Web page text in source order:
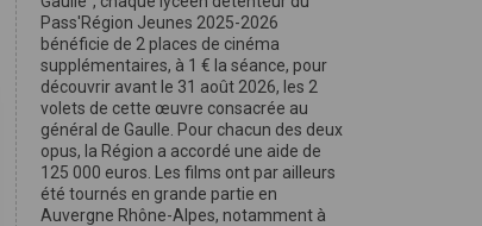
Pass'Région Jeunes 2025-2026
bénéficie de 2 places de cinéma
supplémentaires, à 1 € la séance, pour
découvrir avant le 31 août 2026, les 2
volets de cette œuvre consacrée au
général de Gaulle. Pour chacun des deux
opus, la Région a accordé une aide de
125 000 euros. Les films ont par ailleurs
été tournés en grande partie en
Auvergne Rhône-Alpes, notamment à